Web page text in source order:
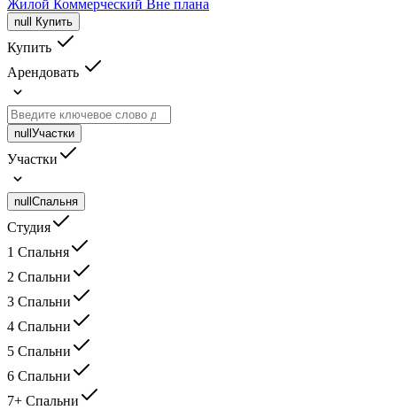
Жилой Коммерческий Вне плана
null Купить
Купить
Арендовать
null Участки
Участки
null Спальня
Студия
1 Спальня
2 Спальни
3 Спальни
4 Спальни
5 Спальни
6 Спальни
7+ Спальни